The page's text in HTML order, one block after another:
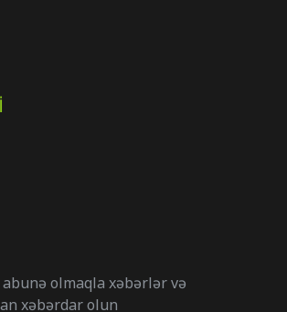
olmaqla xəbərlər və
xəbərdar olun